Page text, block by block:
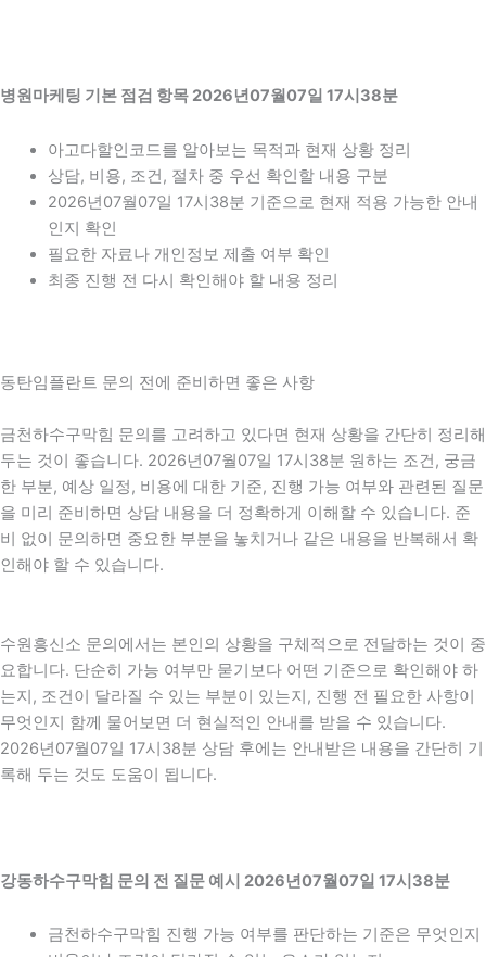
병원마케팅 기본 점검 항목 2026년07월07일 17시38분
아고다할인코드를 알아보는 목적과 현재 상황 정리
상담, 비용, 조건, 절차 중 우선 확인할 내용 구분
2026년07월07일 17시38분 기준으로 현재 적용 가능한 안내
인지 확인
필요한 자료나 개인정보 제출 여부 확인
최종 진행 전 다시 확인해야 할 내용 정리
동탄임플란트 문의 전에 준비하면 좋은 사항
금천하수구막힘 문의를 고려하고 있다면 현재 상황을 간단히 정리해
두는 것이 좋습니다. 2026년07월07일 17시38분 원하는 조건, 궁금
한 부분, 예상 일정, 비용에 대한 기준, 진행 가능 여부와 관련된 질문
을 미리 준비하면 상담 내용을 더 정확하게 이해할 수 있습니다. 준
비 없이 문의하면 중요한 부분을 놓치거나 같은 내용을 반복해서 확
인해야 할 수 있습니다.
수원흥신소 문의에서는 본인의 상황을 구체적으로 전달하는 것이 중
요합니다. 단순히 가능 여부만 묻기보다 어떤 기준으로 확인해야 하
는지, 조건이 달라질 수 있는 부분이 있는지, 진행 전 필요한 사항이
무엇인지 함께 물어보면 더 현실적인 안내를 받을 수 있습니다.
2026년07월07일 17시38분 상담 후에는 안내받은 내용을 간단히 기
록해 두는 것도 도움이 됩니다.
강동하수구막힘 문의 전 질문 예시 2026년07월07일 17시38분
금천하수구막힘 진행 가능 여부를 판단하는 기준은 무엇인지